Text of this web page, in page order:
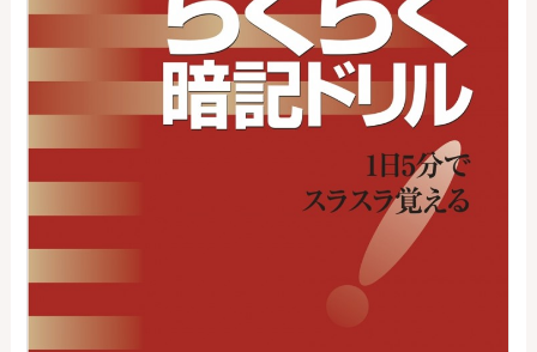
日本VE協会について
日本VE協会について
資料・論文購入
事務局・勤務体制